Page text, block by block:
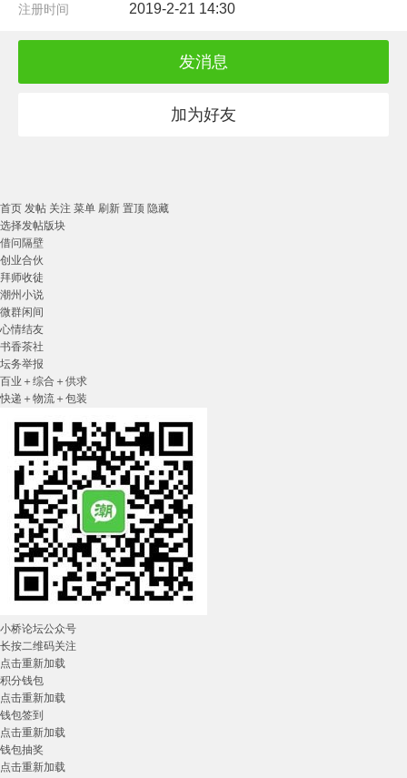
2019-2-21 14:30
注册时间
发消息
加为好友
首页 发帖 关注 菜单 刷新 置顶 隐藏
选择发帖版块
借问隔壁
创业合伙
拜师收徒
潮州小说
微群闲间
心情结友
书香茶社
坛务举报
百业＋综合＋供求
快递＋物流＋包装
小桥论坛公众号
长按二维码关注
点击重新加载
积分钱包
点击重新加载
钱包签到
点击重新加载
钱包抽奖
点击重新加载